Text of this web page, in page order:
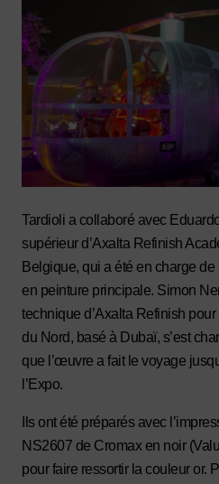
Tardioli a collaboré avec
supérieur d’Axalta Refinish
Belgique, qui a été en charge
en peinture principale. Simon
technique d’Axalta Refinish
du Nord, basé à Dubaï, s’est
que l’œuvre a fait le voyage
l’Expo.
Ils ont été préparés avec
NS2607 de Cromax en noir
pour faire ressortir la couleur or.